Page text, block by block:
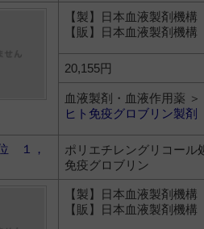
【製】日本血液製剤機構
【販】日本血液製剤機構
20,155円
血液製剤・血液作用薬 ＞
ヒト免疫グロブリン製剤
１，
ポリエチレングリコール
免疫グロブリン
【製】日本血液製剤機構
【販】日本血液製剤機構